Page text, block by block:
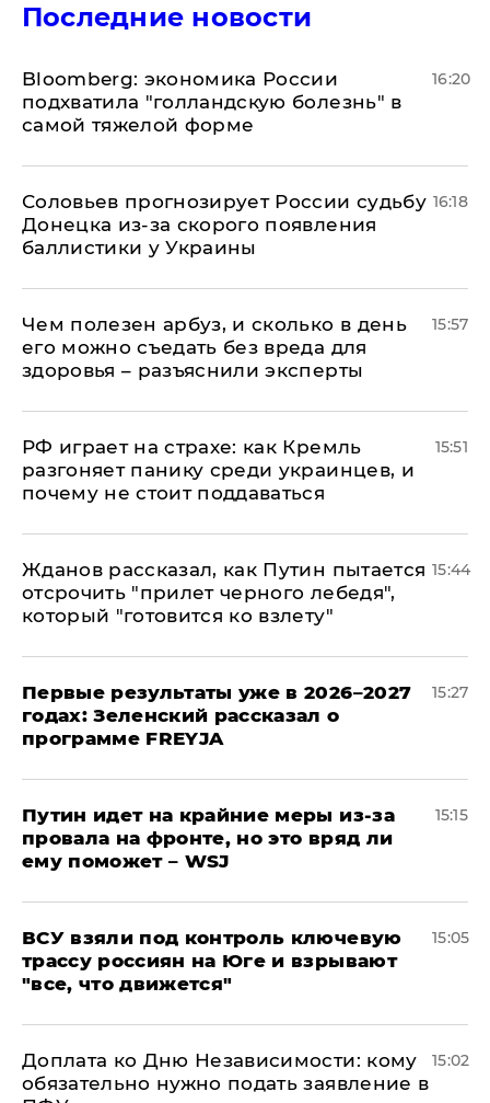
Последние новости
Bloomberg: экономика России
подхватила "голландскую болезнь" в
самой тяжелой форме
16:20
Соловьев прогнозирует России судьбу
Донецка из-за скорого появления
баллистики у Украины
16:18
Чем полезен арбуз, и сколько в день
его можно съедать без вреда для
здоровья – разъяснили эксперты
15:57
РФ играет на страхе: как Кремль
разгоняет панику среди украинцев, и
почему не стоит поддаваться
15:51
Жданов рассказал, как Путин пытается
отсрочить "прилет черного лебедя",
который "готовится ко взлету"
15:44
Первые результаты уже в 2026–2027
годах: Зеленский рассказал о
программе FREYJA
15:27
Путин идет на крайние меры из-за
провала на фронте, но это вряд ли
ему поможет – WSJ
15:15
ВСУ взяли под контроль ключевую
трассу россиян на Юге и взрывают
"все, что движется"
15:05
Доплата ко Дню Независимости: кому
обязательно нужно подать заявление в
15:02